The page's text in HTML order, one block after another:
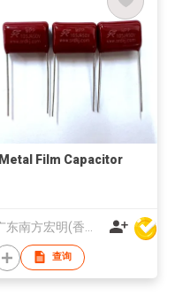
Metal Film Capacitor
查询